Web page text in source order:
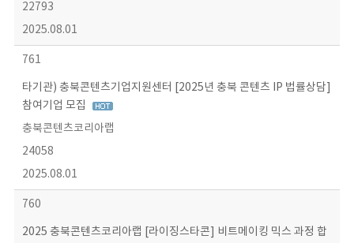
22793
2025.08.01
761
타기관) 충북콘텐츠기업지원센터 [2025년 충북 콘텐츠 IP 법률상담]
참여기업 모집
충북콘텐츠코리아랩
24058
2025.08.01
760
2025 충북콘텐츠코리아랩 [라이징스타콘] 비트메이킹 믹스 과정 합